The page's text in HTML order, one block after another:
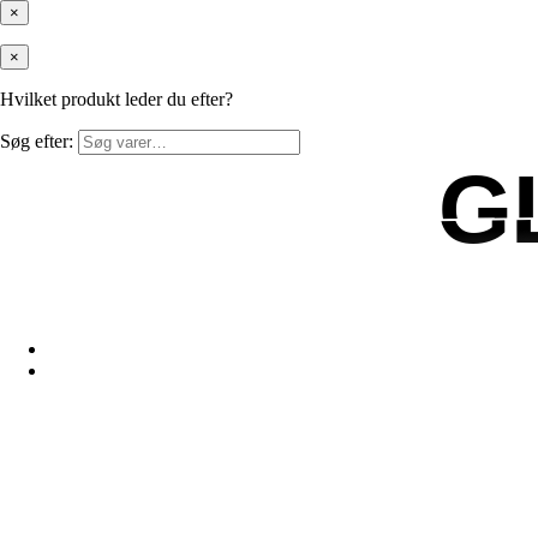
×
×
Hvilket produkt leder du efter?
Søg efter: